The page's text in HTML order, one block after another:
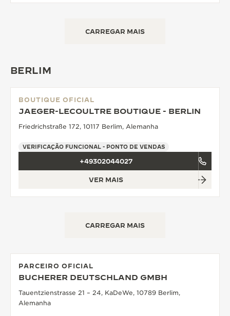
CARREGAR MAIS
BERLIM
BOUTIQUE OFICIAL
JAEGER-LECOULTRE BOUTIQUE - BERLIN
Friedrichstraße 172, 10117 Berlim, Alemanha
VERIFICAÇÃO FUNCIONAL - PONTO DE VENDAS
+49302044027
VER MAIS
CARREGAR MAIS
PARCEIRO OFICIAL
BUCHERER DEUTSCHLAND GMBH
Tauentzienstrasse 21 – 24, KaDeWe, 10789 Berlim,
Alemanha